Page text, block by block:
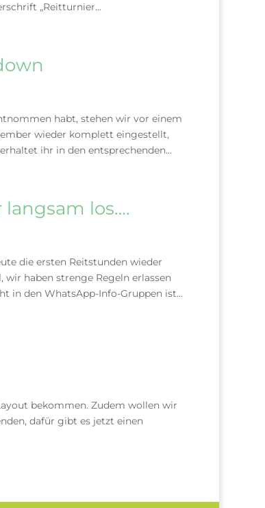
„Reitturnier...
habt, stehen wir vor einem
wieder komplett eingestellt,
ihr in den entsprechenden...
los….
die ersten Reitstunden wieder
haben strenge Regeln erlassen
in den WhatsApp-Info-Gruppen ist...
bekommen. Zudem wollen wir
dafür gibt es jetzt einen